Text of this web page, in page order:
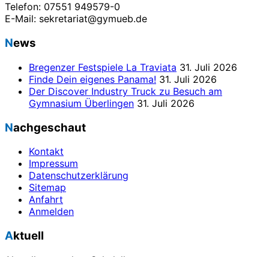
Telefon: 07551 949579-0
E-Mail: sekretariat@gymueb.de
News
Bregenzer Festspiele La Traviata 31. Juli 2026
Finde Dein eigenes Panama! 31. Juli 2026
Der Discover Industry Truck zu Besuch am
Gymnasium Überlingen 31. Juli 2026
Nachgeschaut
Kontakt
Impressum
Datenschutzerklärung
Sitemap
Anfahrt
Anmelden
Aktuell